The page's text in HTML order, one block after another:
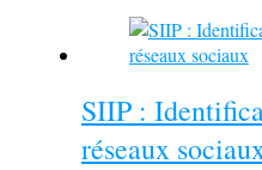
SIIP :
réseaux